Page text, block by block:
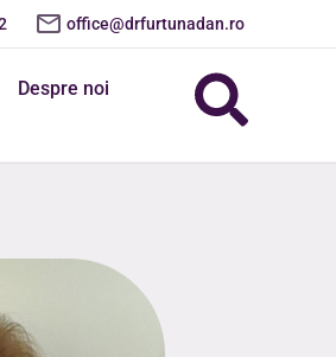
office@drfurtunadan.ro
Despre noi